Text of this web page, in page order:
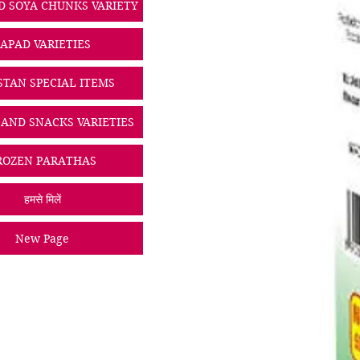
SOYA CHUNKS VARIETY
VARIETIES
SPECIAL ITEMS
SNACKS VARIETIES
PARATHAS
हमसे मिलें
New Page